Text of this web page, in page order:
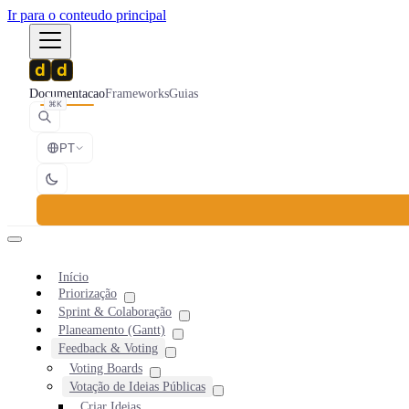
Ir para o conteudo principal
DocumentacaoFrameworksGuias
⌘K
PT
Início
Priorização
Sprint & Colaboração
Planeamento (Gantt)
Feedback & Voting
Voting Boards
Votação de Ideias Públicas